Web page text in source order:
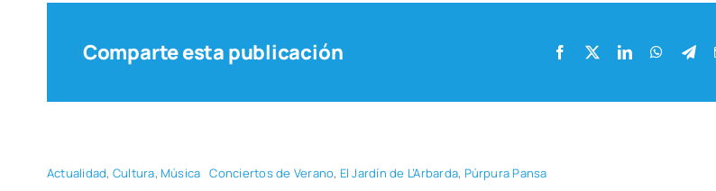
Comparte esta publicación
Actua­li­dad, Cul­tu­ra, Músi­ca Con­cier­tos de Verano, El Jar­dín de L’Ar­bar­da, Púr­pu­ra Pan­sa